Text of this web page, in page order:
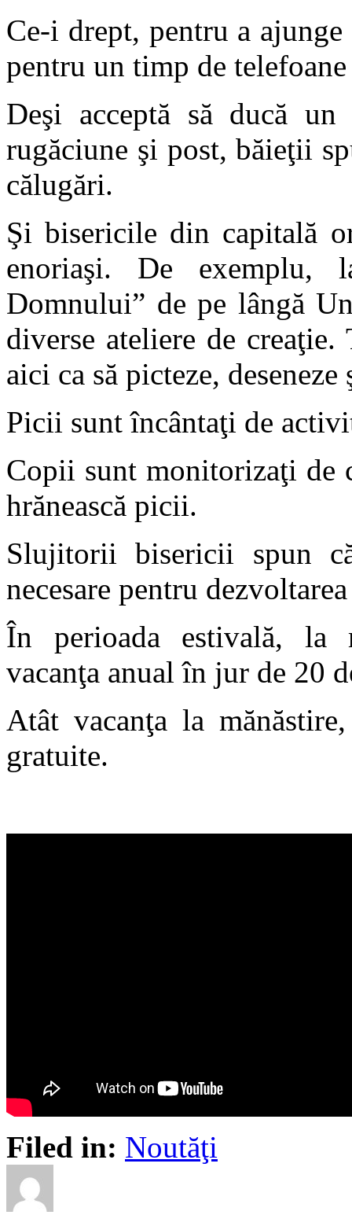
Ce-i drept, pentru a
pentru un timp de
Deşi acceptă să ducă
rugăciune şi post, băieţii
călugări.
Şi bisericile din capitală
enoriaşi. De exemplu,
Domnului” de pe lângă
diverse ateliere de
aici ca să picteze,
Picii sunt încântaţi de
Copii sunt monitorizaţi de
hrănească picii.
Slujitorii bisericii spun
necesare pentru
În perioada estivală, la
vacanţa anual în jur de 20
Atât vacanţa la
gratuite.
Filed in: Noutăţi